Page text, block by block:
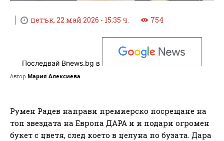
петък, 22 май 2026 - 15:35 ч. 754
Последвай Bnews.bg в
Автор Мария Алексиева
Румен Радев направи премиерско посрещане на
топ звездата на Европа ДАРА и и подари огромен
букет с цветя, след което в целуна по бузата. Дара